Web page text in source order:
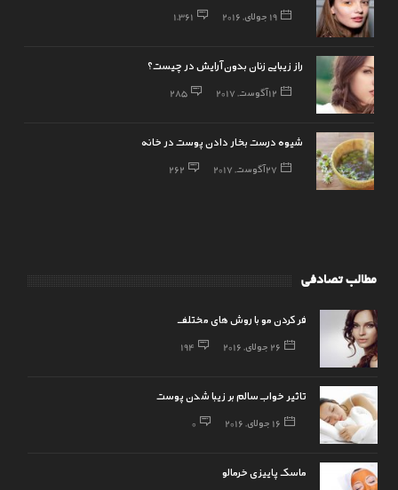
19 جولای, 2016 1,361
راز زیبایی زنان بدون آرایش در چیست؟
12 آگوست, 2017 285
شیوه درست بخار دادن پوست در خانه
27 آگوست, 2017 262
مطالب تصادفی
فر کردن مو با روش های مختلف
26 جولای, 2016 194
تاثیر خواب سالم بر زیبا شدن پوست
16 جولای, 2016 0
ماسک پاییزی خرمالو